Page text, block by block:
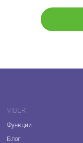
VIBER
Функции
Блог